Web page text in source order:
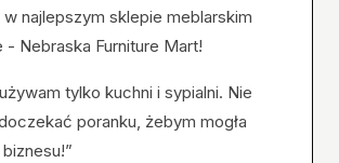
w najlepszym sklepie meblarskim
- Nebraska Furniture Mart!
tylko kuchni i sypialni. Nie
poranku, żebym mogła